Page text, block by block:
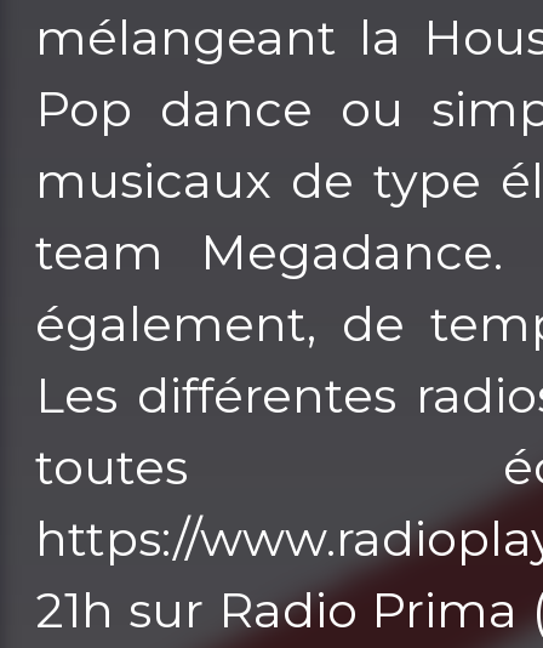
mélangeant la
Pop dance ou
musicaux de type
team
également, de
Les différentes
toutes
https://
21h sur Radio Prima